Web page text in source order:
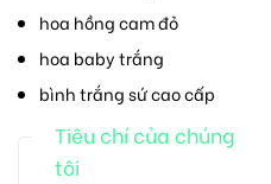
hoa hồng cam đỏ
hoa baby trắng
bình trắng sứ cao cấp
Tiêu chí của chúng
tôi